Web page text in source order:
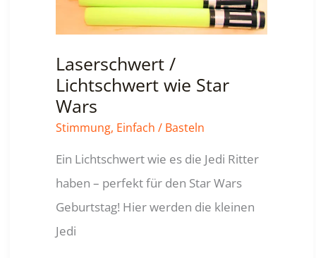
Laserschwert /
Lichtschwert wie Star
Wars
Stimmung, Einfach / Basteln
Ein Lichtschwert wie es die Jedi Ritter
haben – perfekt für den Star Wars
Geburtstag! Hier werden die kleinen
Jedi